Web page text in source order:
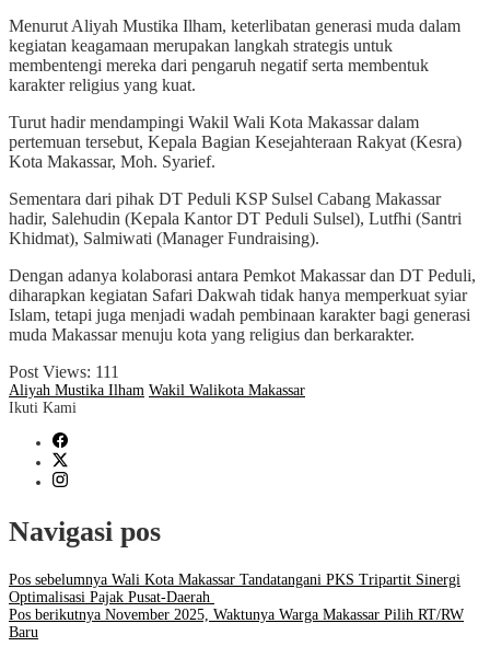
Menurut Aliyah Mustika Ilham, keterlibatan generasi muda dalam
kegiatan keagamaan merupakan langkah strategis untuk
membentengi mereka dari pengaruh negatif serta membentuk
karakter religius yang kuat.
Turut hadir mendampingi Wakil Wali Kota Makassar dalam
pertemuan tersebut, Kepala Bagian Kesejahteraan Rakyat (Kesra)
Kota Makassar, Moh. Syarief.
Sementara dari pihak DT Peduli KSP Sulsel Cabang Makassar
hadir, Salehudin (Kepala Kantor DT Peduli Sulsel), Lutfhi (Santri
Khidmat), Salmiwati (Manager Fundraising).
Dengan adanya kolaborasi antara Pemkot Makassar dan DT Peduli,
diharapkan kegiatan Safari Dakwah tidak hanya memperkuat syiar
Islam, tetapi juga menjadi wadah pembinaan karakter bagi generasi
muda Makassar menuju kota yang religius dan berkarakter.
Post Views: 111
Aliyah Mustika Ilham Wakil Walikota Makassar
Ikuti Kami
Navigasi pos
Pos sebelumnya Wali Kota Makassar Tandatangani PKS Tripartit Sinergi
Optimalisasi Pajak Pusat-Daerah
Pos berikutnya November 2025, Waktunya Warga Makassar Pilih RT/RW
Baru